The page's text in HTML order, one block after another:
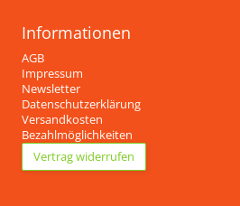
Informationen
AGB
Impressum
Newsletter
Datenschutzerklärung
Versandkosten
Bezahlmöglichkeiten
Vertrag widerrufen